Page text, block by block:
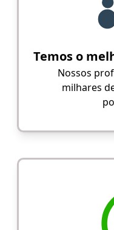
Temos o
Nossos
milhares